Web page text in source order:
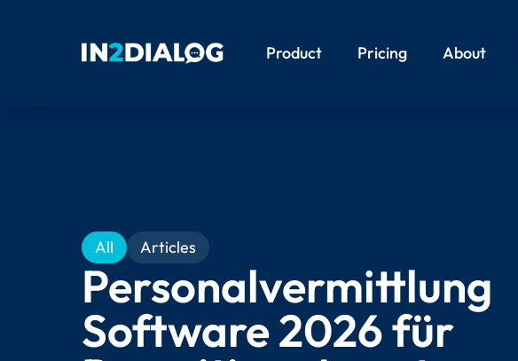
Product Pricing About
All Articles
Personalvermittlung
Software 2026 für